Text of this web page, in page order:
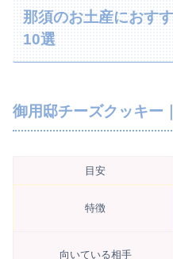
那須のお土産におす
10選
御用邸チーズクッキー
目安
特徴
向いている相手